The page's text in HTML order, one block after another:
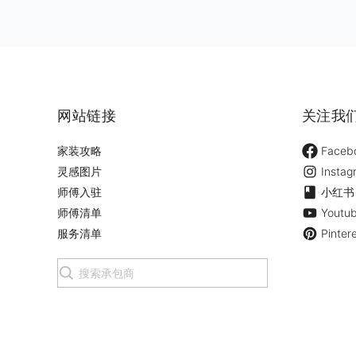
网站链接
家装攻略
灵感图片
师傅入驻
师傅清单
服务清单
关注我
小红书